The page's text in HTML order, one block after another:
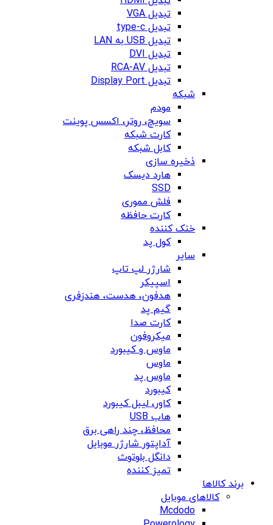
تبدیل VGA
تبدیل type-c
تبدیل USB به LAN
تبدیل DVI
تبدیل RCA-AV
تبدیل Display Port
شبکه
مودم
سویچ، روتر، اکسس پوینت
کارت شبکه
کابل شبکه
ذخیره سازی
هارد دیسک
SSD
فلش مموری
کارت حافظه
خنک کننده
کول پد
سایر
شارژر لپ تاپ
اسپیکر
هدفون، هدست، هندزفری
گیم پد
کارت صدا
میکروفون
ماوس و کیبورد
ماوس
ماوس پد
کیبورد
کاور، لیبل کیبورد
هاب USB
محافظ، چند راهی برق
آداپتور شارژر موبایل
دانگل بلوتوث
تمیز کننده
برند کالاها
کالاهای موبایل
Mcdodo